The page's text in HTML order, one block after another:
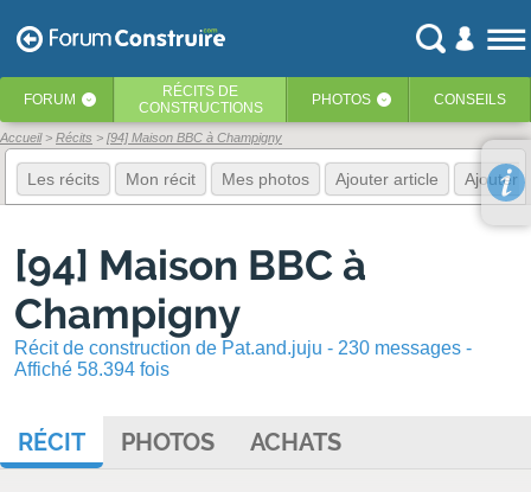
FORUM ‹ RÉCITS DE
CONSTRUCTIONS
PHOTOS ‹ CONSEILS
Accueil Récits [94] Maison BBC à Champigny
Les récits Mon récit Mes photos Ajouter article Ajouter
[94] Maison BBC à
Champigny
Récit de construction de Pat.and.juju - 230 messages -
Affiché 58.394 fois
RÉCIT PHOTOS ACHATS